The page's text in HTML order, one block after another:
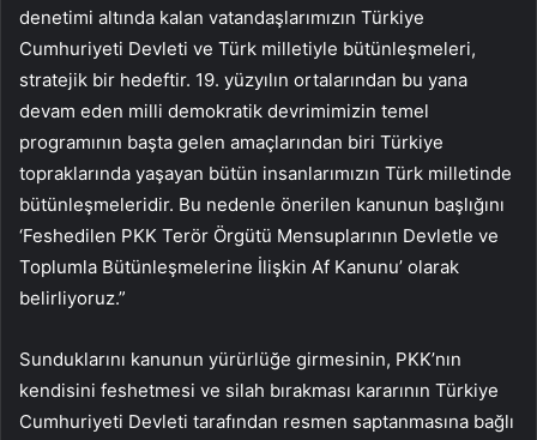
denetimi altında kalan vatandaşlarımızın Türkiye
Cumhuriyeti Devleti ve Türk milletiyle bütünleşmeleri,
stratejik bir hedeftir. 19. yüzyılın ortalarından bu yana
devam eden milli demokratik devrimimizin temel
programının başta gelen amaçlarından biri Türkiye
topraklarında yaşayan bütün insanlarımızın Türk milletinde
bütünleşmeleridir. Bu nedenle önerilen kanunun başlığını
‘Feshedilen PKK Terör Örgütü Mensuplarının Devletle ve
Toplumla Bütünleşmelerine İlişkin Af Kanunu’ olarak
belirliyoruz.”
Sunduklarını kanunun yürürlüğe girmesinin, PKK’nın
kendisini feshetmesi ve silah bırakması kararının Türkiye
Cumhuriyeti Devleti tarafından resmen saptanmasına bağlı